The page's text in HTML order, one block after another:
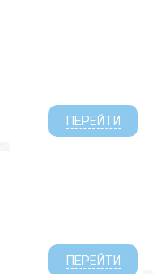
ПЕРЕЙТИ
ПЕРЕЙТИ